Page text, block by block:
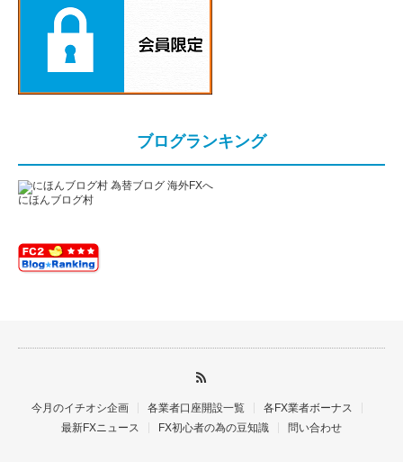
ブログランキング
にほんブログ村
今月のイチオシ企画 各業者口座開設一覧
各FX業者ボーナス
最新FXニュース
FX初心者の為の豆知識 問い合わせ